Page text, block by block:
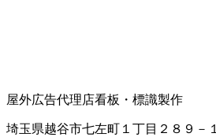
屋外広告代理店看板・標識製作
埼玉県越谷市七左町１丁目２８９－１